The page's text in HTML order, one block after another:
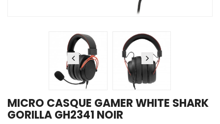
MICRO CASQUE GAMER WHITE SHARK
GORILLA GH2341 NOIR